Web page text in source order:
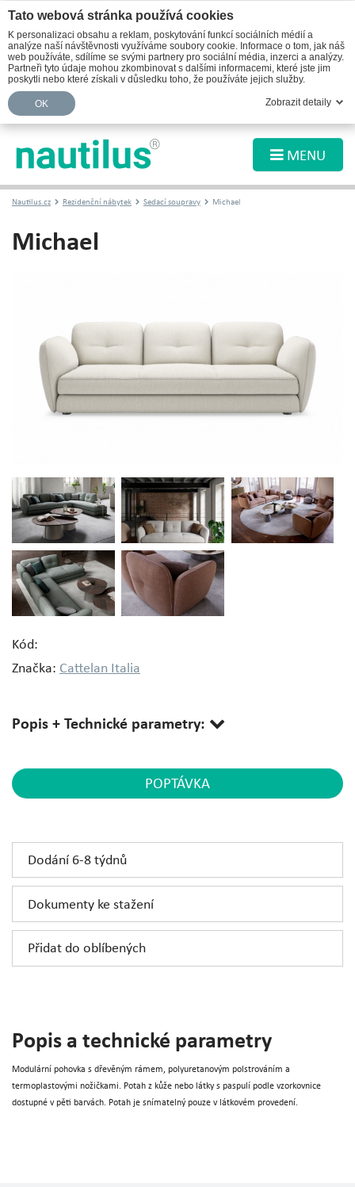
MENU
Nautilus.cz Rezidenční nábytek Sedací soupravy Michael
Michael
Kód:
Značka: Cattelan Italia
Popis + Technické parametry:
POPTÁVKA
Přidat do oblíbených
Dokumenty ke stažení
Dodání 6-8 týdnů
Popis a technické parametry
Modulární pohovka s dřevěným rámem, polyuretanovým polstrováním a
termoplastovými nožičkami. Potah z kůže nebo látky s paspulí podle vzorkovnice
dostupné v pěti barvách. Potah je snímatelný pouze v látkovém provedení.
Tato webová stránka používá cookies
K personalizaci obsahu a reklam, poskytování funkcí sociálních médií a
analýze naší návštěvnosti využíváme soubory cookie. Informace o tom, jak náš
web používáte, sdílíme se svými partnery pro sociální média, inzerci a analýzy.
Partneři tyto údaje mohou zkombinovat s dalšími informacemi, které jste jim
poskytli nebo které získali v důsledku toho, že používáte jejich služby.
OK Zobrazit detaily